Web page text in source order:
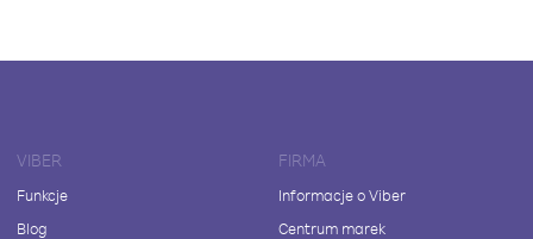
VIBER
Funkcje
Blog
FIRMA
Informacje o Viber
Centrum marek